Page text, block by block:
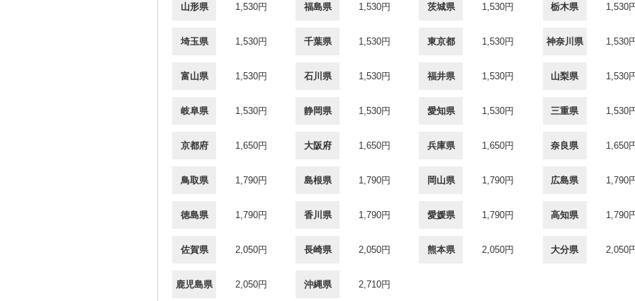
山形県 1,530円 福島県 1,530円 茨城県 1,530円 栃木県 1,530
埼玉県 1,530円 千葉県 1,530円 東京都 1,530円 神奈川県 1,530
富山県 1,530円 石川県 1,530円 福井県 1,530円 山梨県 1,530
岐阜県 1,530円 静岡県 1,530円 愛知県 1,530円 三重県 1,530
京都府 1,650円 大阪府 1,650円 兵庫県 1,650円 奈良県 1,650
鳥取県 1,790円 島根県 1,790円 岡山県 1,790円 広島県 1,790
徳島県 1,790円 香川県 1,790円 愛媛県 1,790円 高知県 1,790
佐賀県 2,050円 長崎県 2,050円 熊本県 2,050円 大分県 2,050
鹿児島県 2,050円 沖縄県 2,710円